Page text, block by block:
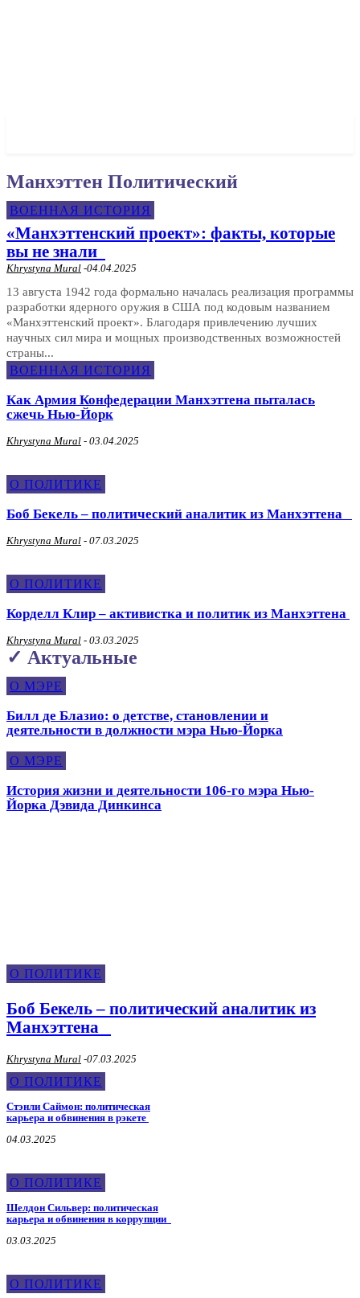
Манхэттен Политический
ВОЕННАЯ ИСТОРИЯ
«Манхэттенский проект»: факты, которые
вы не знали
Khrystyna Mural -04.04.2025
13 августа 1942 года формально началась реализация программы
разработки ядерного оружия в США под кодовым названием
«Манхэттенский проект». Благодаря привлечению лучших
научных сил мира и мощных производственных возможностей
страны...
ВОЕННАЯ ИСТОРИЯ
Как Армия Конфедерации Манхэттена пыталась
сжечь Нью-Йорк
Khrystyna Mural - 03.04.2025
О ПОЛИТИКЕ
Боб Бекель – политический аналитик из Манхэттена
Khrystyna Mural - 07.03.2025
О ПОЛИТИКЕ
Корделл Клир – активистка и политик из Манхэттена
Khrystyna Mural - 03.03.2025
✓ Актуальные
О МЭРЕ
Билл де Блазио: о детстве, становлении и
деятельности в должности мэра Нью-Йорка
О МЭРЕ
История жизни и деятельности 106-го мэра Нью-
Йорка Дэвида Динкинса
О ПОЛИТИКЕ
Боб Бекель – политический аналитик из
Манхэттена
Khrystyna Mural -07.03.2025
О ПОЛИТИКЕ
Стэнли Саймон: политическая
карьера и обвинения в рэкете
04.03.2025
О ПОЛИТИКЕ
Шелдон Сильвер: политическая
карьера и обвинения в коррупции
03.03.2025
О ПОЛИТИКЕ